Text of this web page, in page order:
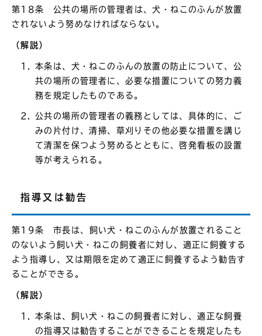
第18条 公共の場所の管理者は、犬・ねこのふんが放置
されないよう努めなければならない。
（解説）
本条は、犬・ねこのふんの放置の防止について、公
共の場所の管理者に、必要な措置についての努力義
務を規定したものである。
公共の場所の管理者の義務としては、具体的に、ご
みの片付け、清掃、草刈りその他必要な措置を講じ
て清潔を保つよう努めるとともに、啓発看板の設置
等が考えられる。
指導又は勧告
第19条 市長は、飼い犬・ねこのふんが放置されること
のないよう飼い犬・ねこの飼養者に対し、適正に飼養する
よう指導し、又は期限を定めて適正に飼養するよう勧告す
ることができる。
（解説）
本条は、飼い犬・ねこの飼養者に対し、適正な飼養
の指導又は勧告することができることを規定したも